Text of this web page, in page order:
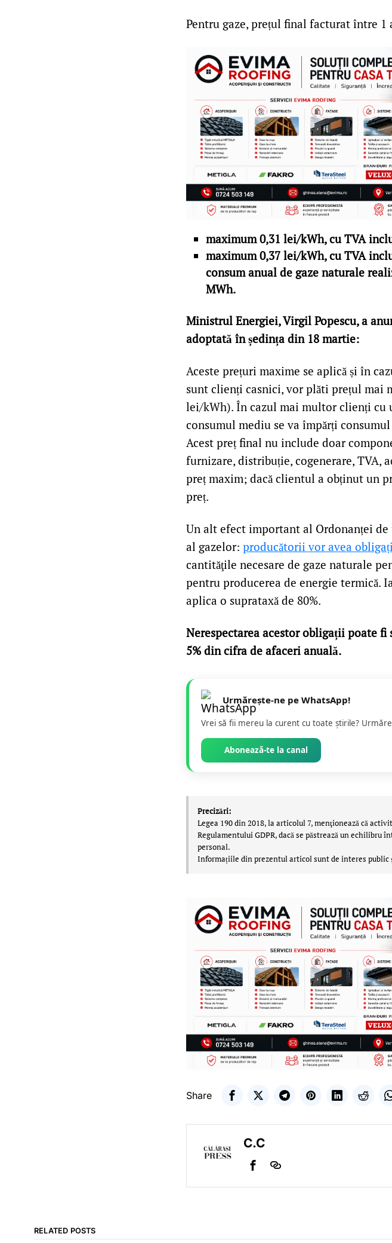
Pentru gaze, prețul final facturat între 1
maximum 0,31 lei/kWh, cu TVA
maximum 0,37 lei/kWh, cu TVA
consum anual de gaze naturale
MWh.
Ministrul Energiei, Virgil Popescu, a
adoptată în ședința din 18 martie:
Aceste prețuri maxime se aplică și în
sunt clienți casnici, vor plăti prețul mai
lei/kWh). În cazul mai multor clienți cu
consumul mediu se va împărți
Acest preț final nu include doar
furnizare, distribuție, cogenerare, TVA,
preț maxim; dacă clientul a obținut un
preț.
Un alt efect important al Ordonanței
al gazelor: producătorii vor avea
cantităţile necesare de gaze naturale
pentru producerea de energie termică.
aplica o suprataxă de 80%.
Nerespectarea acestor obligații poate
5% din cifra de afaceri anuală.
Urmărește-ne pe WhatsApp!
Vrei să fii mereu la curent cu toate știrile?
Abonează-te la canal
Precizări:
Legea 190 din 2018, la articolul 7, menţionează că
Regulamentului GDPR, dacă se păstrează un
personal.
Informațiile din prezentul articol sunt de interes public
Share
C.C
RELATED POSTS